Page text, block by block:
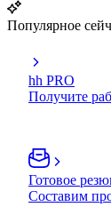
Популярное
hh PRO
Получите
Готовое
Составим